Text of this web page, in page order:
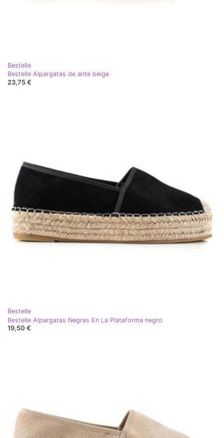
Bestelle
Bestelle Alpargatas de ante beige
23,75 €
Bestelle
Bestelle Alpargatas Negras En La Plataforma negro
19,50 €